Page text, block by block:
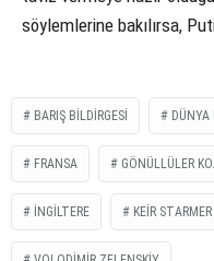
söylemlerine bakılırsa,
BARIŞ BILDIRGESI DÜNYA
FRANSA GÖNÜLLÜLER
İNGILTERE KEIR STARMER